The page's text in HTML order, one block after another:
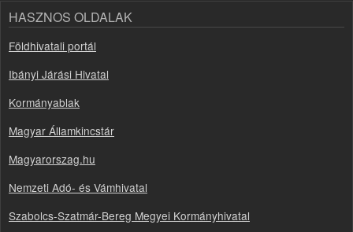
HASZNOS OLDALAK
Földhivatali portál
Ibányi Járási Hivatal
Kormányablak
Magyar Államkincstár
Magyarorszag.hu
Nemzeti Adó- és Vámhivatal
Szabolcs-Szatmár-Bereg Megyei Kormányhivatal